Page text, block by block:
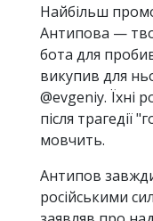
Найбільш
Антипова —
бота для
викупив для
@evgeniy. Їхні
після
мовчить.
Антипов
російськими